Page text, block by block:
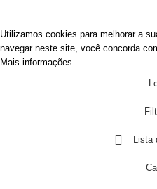
Utilizamos cookies para melhorar a
navegar neste site, você concorda
Mais informações